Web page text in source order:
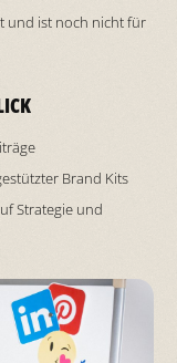
und ist noch nicht für
Brand Kits
Strategie und